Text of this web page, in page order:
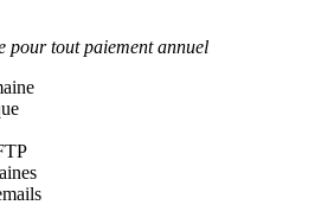
pour tout paiement annuel